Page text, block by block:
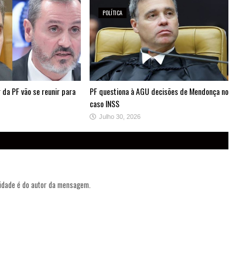
PF vão se reunir para
POLÍTICA
PF questiona à AGU decisões de Mendonça no
caso INSS
Julho 30, 2026
é do autor da mensagem.